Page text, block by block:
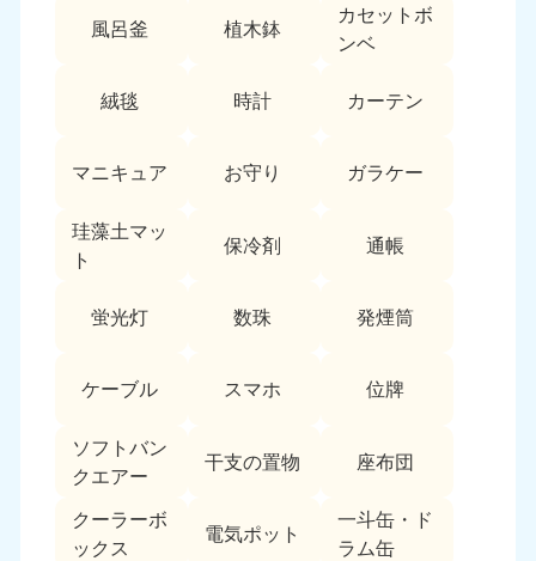
風呂釜 植木鉢
カセットボ
ンベ
絨毯 時計 カーテン
マニキュア お守り ガラケー
珪藻土マッ
ト
保冷剤 通帳
蛍光灯 数珠 発煙筒
ケーブル スマホ 位牌
ソフトバン
クエアー
干支の置物 座布団
クーラーボ
ックス
電気ポット
一斗缶・ド
ラム缶
香川県
050-1880-9899
徳島県
050-1880-9898
9:00〜19:00 年中無休 9:00〜19:00 年中無休
9:00〜19:00 年中無休 9:00〜19:00 年中無休
長崎県
050-1880-9891
鹿児島県
050-1880-9889
大分県
050-1880-9893
9:00〜19:00 年中無休
050-1880-9890
9:00〜19:00 年中無休